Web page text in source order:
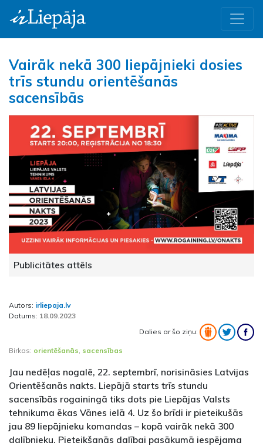
Vairāk nekā 300 liepājnieki dosies
trīs stundu orientēšanās
sacensībās
Publicitātes attēls
Autors: irliepaja.lv
Datums: 18.09.2023
Dalies ar šo ziņu:
Birkas: orientēšanās sacensības
Jau nedēļas nogalē, 22. septembrī, norisināsies Latvijas
Orientēšanās nakts. Liepājā starts trīs stundu
sacensībās rogainingā tiks dots pie Liepājas Valsts
tehnikuma ēkas Vānes ielā 4. Uz šo brīdi ir pieteikušās
jau 89 liepājnieku komandas – kopā vairāk nekā 300
dalībnieku. Pieteikšanās dalībai pasākumā iespējama